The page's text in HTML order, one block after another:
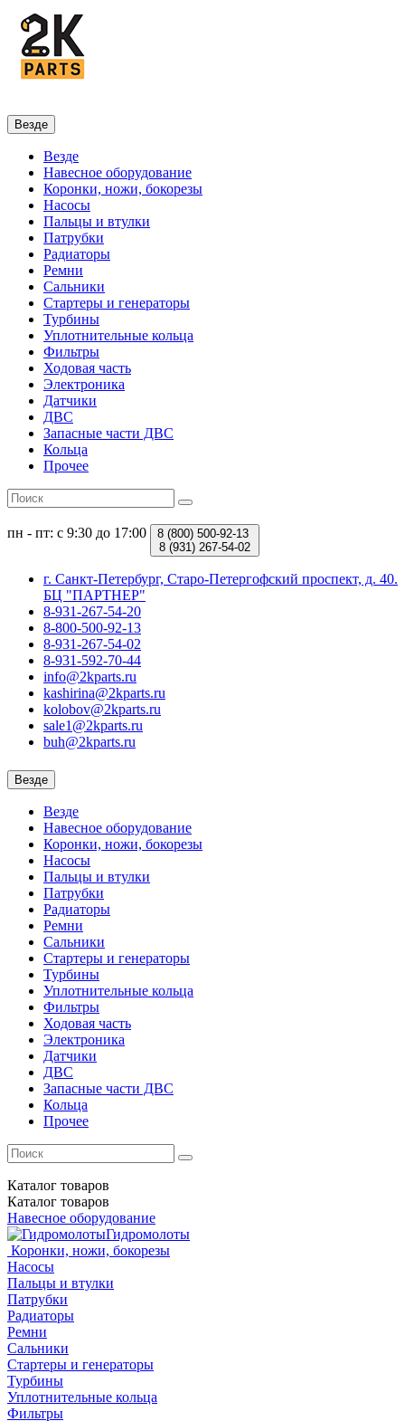
Везде
Везде
Навесное оборудование
Коронки, ножи, бокорезы
Насосы
Пальцы и втулки
Патрубки
Радиаторы
Ремни
Сальники
Стартеры и генераторы
Турбины
Уплотнительные кольца
Фильтры
Ходовая часть
Электроника
Датчики
ДВС
Запасные части ДВС
Кольца
Прочее
пн - пт: с 9:30 до 17:00 8 (800) 500-92-13
8 (931) 267-54-02
г. Санкт-Петербург, Старо-Петергофский проспект, д. 40.
БЦ "ПАРТНЕР"
8-931-267-54-20
8-800-500-92-13
8-931-267-54-02
8-931-592-70-44
info@2kparts.ru
kashirina@2kparts.ru
kolobov@2kparts.ru
sale1@2kparts.ru
buh@2kparts.ru
Везде
Везде
Навесное оборудование
Коронки, ножи, бокорезы
Насосы
Пальцы и втулки
Патрубки
Радиаторы
Ремни
Сальники
Стартеры и генераторы
Турбины
Уплотнительные кольца
Фильтры
Ходовая часть
Электроника
Датчики
ДВС
Запасные части ДВС
Кольца
Прочее
Каталог товаров
Каталог товаров
Навесное оборудование
Гидромолоты
Коронки, ножи, бокорезы
Насосы
Пальцы и втулки
Патрубки
Радиаторы
Ремни
Сальники
Стартеры и генераторы
Турбины
Уплотнительные кольца
Фильтры